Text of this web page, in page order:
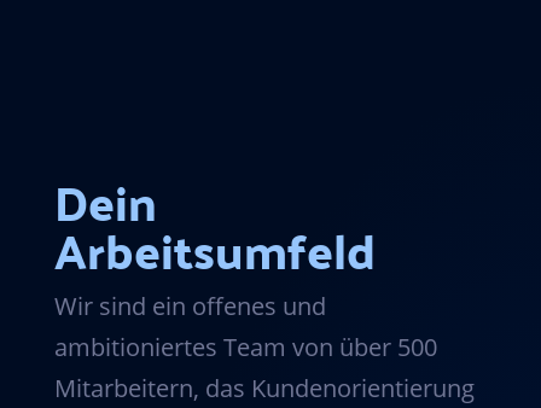
Dein
Arbeitsumfeld
Wir sind ein offenes und
ambitioniertes Team von über 500
Mitarbeitern, das Kundenorientierung